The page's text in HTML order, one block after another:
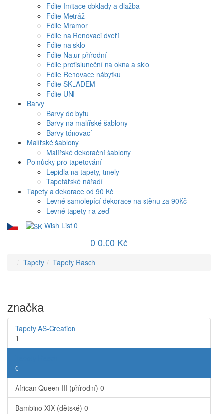
Fólie Imitace obklady a dlažba
Fólie Metráž
Fólie Mramor
Fólie na Renovaci dveří
Fólie na sklo
Fólie Natur přírodní
Fólie protisluneční na okna a sklo
Fólie Renovace nábytku
Fólie SKLADEM
Fólie UNI
Barvy
Barvy do bytu
Barvy na malířské šablony
Barvy tónovací
Malířské šablony
Malířské dekorační šablony
Pomůcky pro tapetování
Lepidla na tapety, tmely
Tapetářské nářadí
Tapety a dekorace od 90 Kč
Levné samolepící dekorace na stěnu za 90Kč
Levné tapety na zeď
Wish List 0
0 0.00 Kč
Tapety Tapety Rasch
značka
Tapety AS-Creation
1
0
African Queen III (přírodní) 0
Bambino XIX (dětské) 0